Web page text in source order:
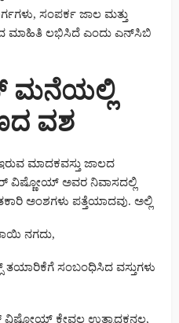
ಸಂಪರ್ಕ ಜಾಲ ಮತ್ತು
ಮಾಹಿತಿ ಲಭಿಸಿದೆ ಎಂದು ಎನ್‌ಸಿಬಿ
ಮನೆಯಲ್ಲಿ
ವಶ
ಮಾದಕವಸ್ತು ಜಾಲದ
ವಿಷ್ಣೋಯ್ ಅವರ ನಿವಾಸದಲ್ಲಿ
ಅಂಶಗಳು ಪತ್ತೆಯಾದವು. ಅಲ್ಲಿ
ನಗದು,
ತಯಾರಿಕೆಗೆ ಸಂಬಂಧಿಸಿದ ವಸ್ತುಗಳು
ವಿಷ್ಣೋಯ್ ಕೇವಲ ಉತ್ಪಾದಕನಲ್ಲ,